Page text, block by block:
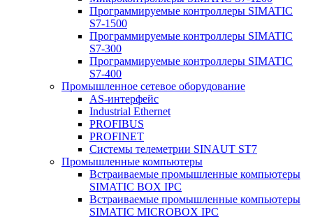
Программируемые контроллеры SIMATIC
S7-1500
Программируемые контроллеры SIMATIC
S7-300
Программируемые контроллеры SIMATIC
S7-400
Промышленное сетевое оборудование
AS-интерфейс
Industrial Ethernet
PROFIBUS
PROFINET
Системы телеметрии SINAUT ST7
Промышленные компьютеры
Встраиваемые промышленные компьютеры
SIMATIC BOX IPC
Встраиваемые промышленные компьютеры
SIMATIC MICROBOX IPC